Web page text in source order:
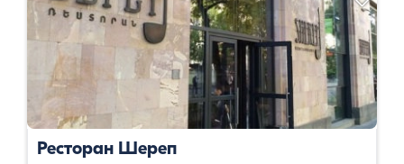
Ресторан Шереп